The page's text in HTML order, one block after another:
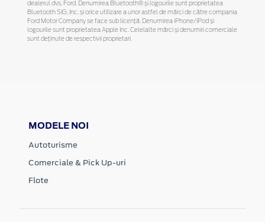
dealerul dvs. Ford. Denumirea Bluetooth® și logourile sunt proprietatea
Bluetooth SIG, Inc. și orice utilizare a unor astfel de mărci de către compania
Ford Motor Company se face sub licență. Denumirea iPhone/iPod și
logourile sunt proprietatea Apple Inc. Celelalte mărci și denumiri comerciale
sunt deținute de respectivii proprietari.
MODELE NOI
Autoturisme
Comerciale & Pick Up-uri
Flote